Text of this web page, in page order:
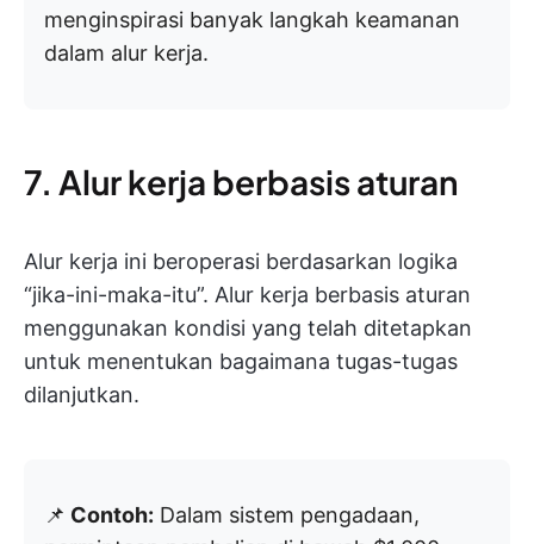
menginspirasi banyak langkah keamanan
dalam alur kerja.
7. Alur kerja berbasis aturan
Alur kerja ini beroperasi berdasarkan logika
“jika-ini-maka-itu”. Alur kerja berbasis aturan
menggunakan kondisi yang telah ditetapkan
untuk menentukan bagaimana tugas-tugas
dilanjutkan.
📌 Contoh: Dalam sistem pengadaan,